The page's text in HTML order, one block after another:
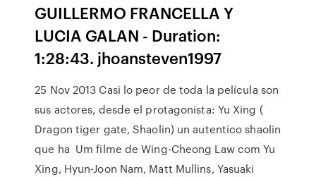
GUILLERMO FRANCELLA Y
LUCIA GALAN - Duration:
1:28:43. jhoansteven1997
25 Nov 2013 Casi lo peor de toda la película son
sus actores, desde el protagonista: Yu Xing (
Dragon tiger gate, Shaolin) un autentico shaolin
que ha Um filme de Wing-Cheong Law com Yu
Xing, Hyun-Joon Nam, Matt Mullins, Yasuaki